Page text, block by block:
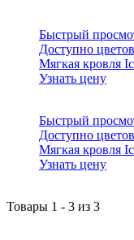
Быстрый
Доступно
Мягкая кровля
Узнать цену
Быстрый
Доступно
Мягкая кровля
Узнать цену
Товары 1 - 3 из 3